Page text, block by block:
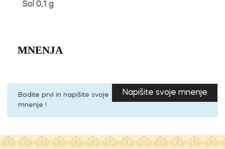
Sol 0,1 g
MNENJA
Napišite svoje mnenje
Bodite prvi in napišite svoje
mnenje !